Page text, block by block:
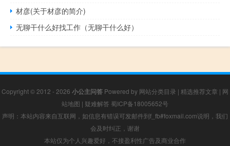
材彦(关于材彦的简介)
无聊干什么好找工作（无聊干什么好）
Copyright © 2012 - 2026 小公主问答 Powered by 网站分类目录 | 精选推荐文章 | 网
站地图 | 疑难解答 蜀ICP备18005652号
声明：本站内容来自互联网，如信息有错误可发邮件到f_fb#foxmail.com说明，我们
会及时纠正，谢谢
本站仅为个人兴趣爱好，不接盈利性广告及商业合作